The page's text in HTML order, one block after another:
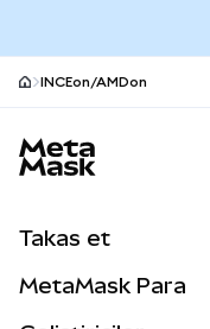
INCEon/AMDon
Takas et
MetaMask Para